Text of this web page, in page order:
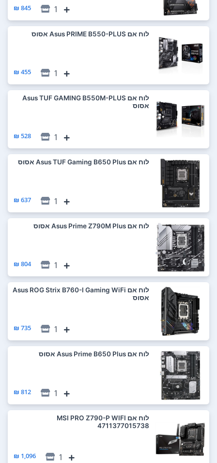
1
845 ₪
לוח אם Asus PRIME B550-PLUS אסוס
1
455 ₪
לוח אם Asus TUF GAMING B550M-PLUS
אסוס
1
528 ₪
לוח אם Asus TUF Gaming B650 Plus אסוס
1
637 ₪
לוח אם Asus Prime Z790M Plus אסוס
1
804 ₪
לוח אם Asus ROG Strix B760-I Gaming WiFi
אסוס
1
735 ₪
לוח אם Asus Prime B650 Plus אסוס
1
812 ₪
לוח אם MSI PRO Z790-P WIFI
4711377015738
1
1,096 ₪